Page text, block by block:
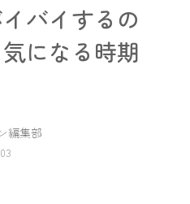
バイするの
になる時期
編集部